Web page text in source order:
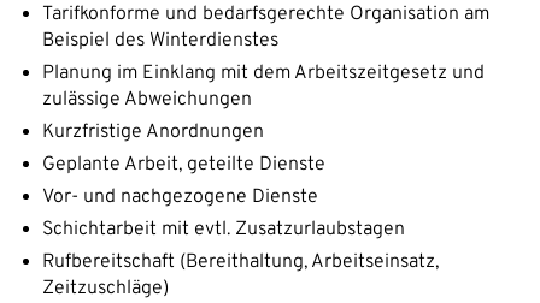
Tarifkonforme und bedarfsgerechte Organisation am
Beispiel des Winterdienstes
Planung im Einklang mit dem Arbeitszeitgesetz und
zulässige Abweichungen
Kurzfristige Anordnungen
Geplante Arbeit, geteilte Dienste
Vor- und nachgezogene Dienste
Schichtarbeit mit evtl. Zusatzurlaubstagen
Rufbereitschaft (Bereithaltung, Arbeitseinsatz,
Zeitzuschläge)